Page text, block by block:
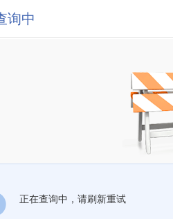
询中
正在查询中，请刷新重试